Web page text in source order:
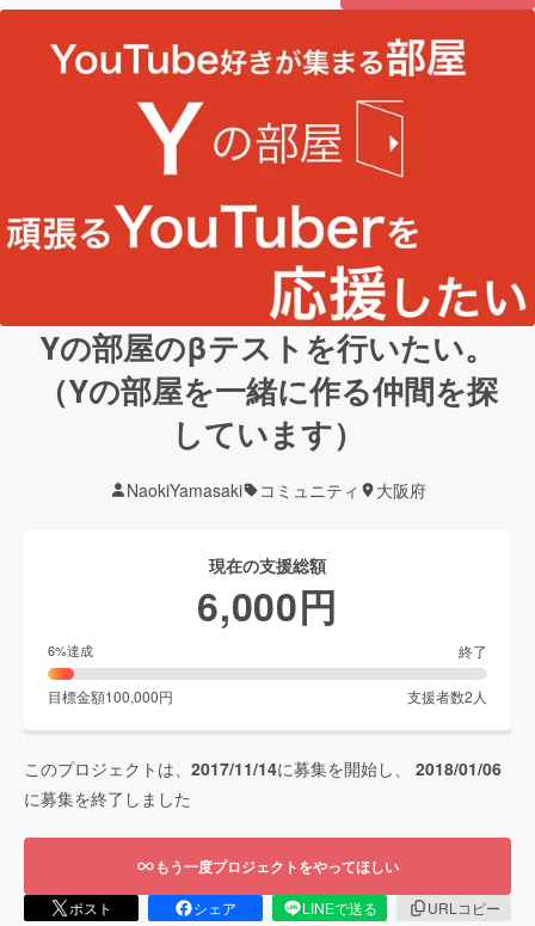
Yの部屋のβテストを行いたい。
（Yの部屋を一緒に作る仲間を探
しています）
NaokiYamasaki コミュニティ 大阪府
現在の支援総額
6,000円
6%達成 終了
目標金額100,000円 支援者数2 人
このプロジェクトは、 2017/11/14に募集を開始し、 2018/01/06
に募集を終了しました
もう一度プロジェクトをやってほしい
ポスト シェア LINEで送る
URLコピー